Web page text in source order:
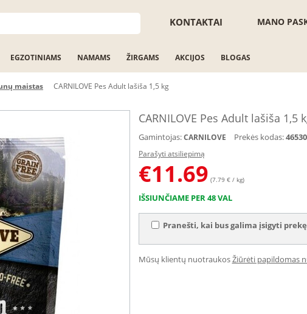
MANO
KONTAKTAI
EGZOTINIAMS NAMAMS ŽIRGAMS AKCIJOS BLOGAS
maistas CARNILOVE Pes Adult lašiša 1,5 kg
CARNILOVE Pes Adult lašiša 1,5
Gamintojas: CARNILOVE Prekės kodas:46530
Parašyti atsiliepimą
€11.69 (7.79 € / kg)
IŠSIUNČIAME PER 48 VAL
Pranešti, kai bus galima įsigyti prekę
Mūsų klientų nuotraukosŽiūrėti papildomas